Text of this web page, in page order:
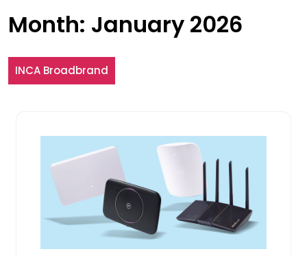
Month: January 2026
INCA Broadbrand